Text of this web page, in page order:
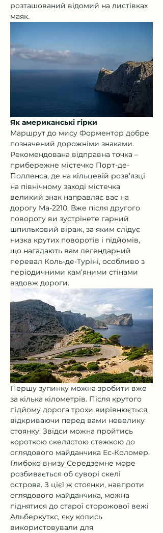
розташований відомий на листівках
маяк.
Як американські гірки
Маршрут до мису Форментор добре
позначений дорожніми знаками.
Рекомендована відправна точка –
прибережне містечко Порт-де-
Полленса, де на кільцевій розв’язці
на північному заході містечка
великий знак направляє вас на
дорогу Ma-2210. Вже після другого
повороту ви зустрінете гарний
шпильковий віраж, за яким слідує
низка крутих поворотів і підйомів,
що нагадають вам легендарний
перевал Коль-де-Туріні, особливо з
періодичними кам’яними стінами
вздовж дороги.
Першу зупинку можна зробити вже
за кілька кілометрів. Після крутого
підйому дорога трохи вирівнюється,
відкриваючи перед вами невелику
стоянку. Звідси можна пройтись
короткою скелястою стежкою до
оглядового майданчика Ес-Коломер.
Глибоко внизу Середземне море
розбивається об суворі скелі
острова. З цієї ж стоянки, навпроти
оглядового майданчика, можна
піднятися до старої сторожової вежі
Альберкуткс, яку колись
використовували для